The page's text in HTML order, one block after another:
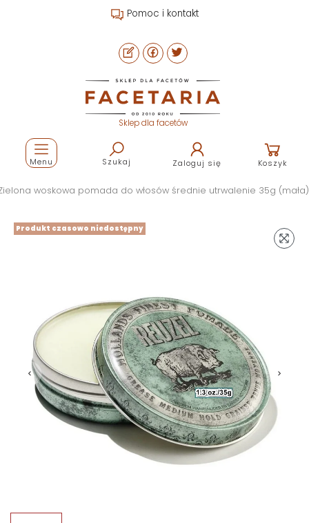
Pomoc i kontakt
Sklep dla facetów
Szukaj Zaloguj się Koszyk
Menu
woskowa pomada do włosów średnie utrwalenie 35g (mała)
Produkt czasowo niedostępny